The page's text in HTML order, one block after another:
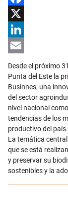
Facebook
X
LinkedIn
Email
Desde el próximo
Punta del Este la
Businnes, una
del sector
nivel nacional
tendencias de los
productivo del país.
La temática
que se está
y preservar su
sostenibles y la